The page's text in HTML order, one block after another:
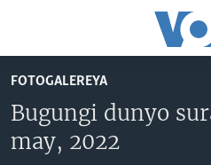
boring
Boshiga
Qidiruvga
o'ting
AMERIKA
MARKAZIY OSIYO
FOTOGALEREYA
Bugungi dunyo
may, 2022